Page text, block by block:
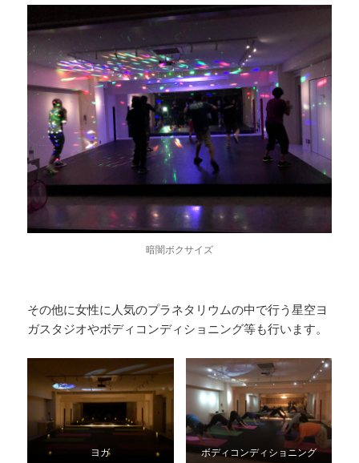
暗闇ボクサイズ
その他に女性に人気のプラネタリウムの中で行う星空ヨ
ガスタジオやボディコンディショニング等も行います。
ヨガ ボディコンディショニング